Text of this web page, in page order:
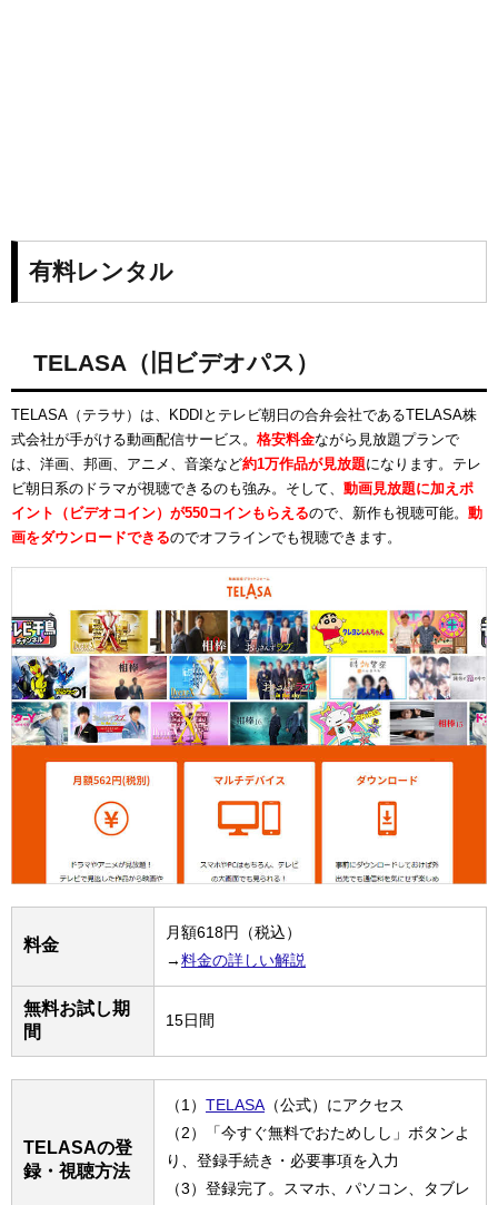
有料レンタル
TELASA（旧ビデオパス）
TELASA（テラサ）は、KDDIとテレビ朝日の合弁会社であるTELASA株
式会社が手がける動画配信サービス。 格安料金ながら見放題プランで
は、洋画、邦画、アニメ、音楽など約1万作品が見放題になります。テレ
ビ朝日系のドラマが視聴できるのも強み。そして、 動画見放題に加えポ
イント（ビデオコイン）が550コインもらえるので、新作も視聴可能。 動
画をダウンロードできるのでオフラインでも視聴できます。
料金
月額618円（税込）
→料金の詳しい解説
無料お試し期
間
15日間
TELASAの登
録・視聴方法
（1） TELASA （公式）にアクセス
（2）「今すぐ無料でおためしし」ボタンよ
り、登録手続き・必要事項を入力
（3）登録完了。スマホ、パソコン、タブレ